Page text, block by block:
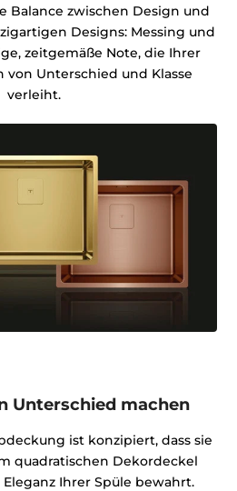
Balance zwischen Design und
Designs: Messing und
zeitgemäße Note, die Ihrer
von Unterschied und Klasse
verleiht.
Unterschied machen
ist konzipiert, dass sie
quadratischen Dekordeckel
Ihrer Spüle bewahrt.